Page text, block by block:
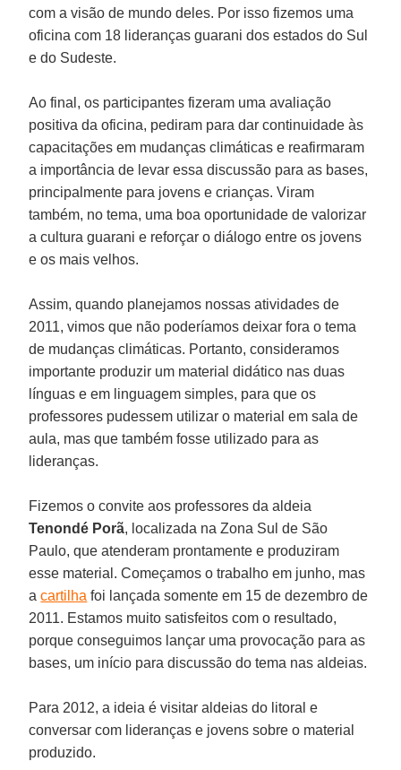
com a visão de mundo deles. Por isso fizemos uma
oficina com 18 lideranças guarani dos estados do Sul
e do Sudeste.
Ao final, os participantes fizeram uma avaliação
positiva da oficina, pediram para dar continuidade às
capacitações em mudanças climáticas e reafirmaram
a importância de levar essa discussão para as bases,
principalmente para jovens e crianças. Viram
também, no tema, uma boa oportunidade de valorizar
a cultura guarani e reforçar o diálogo entre os jovens
e os mais velhos.
Assim, quando planejamos nossas atividades de
2011, vimos que não poderíamos deixar fora o tema
de mudanças climáticas. Portanto, consideramos
importante produzir um material didático nas duas
línguas e em linguagem simples, para que os
professores pudessem utilizar o material em sala de
aula, mas que também fosse utilizado para as
lideranças.
Fizemos o convite aos professores da aldeia
Tenondé Porã, localizada na Zona Sul de São
Paulo, que atenderam prontamente e produziram
esse material. Começamos o trabalho em junho, mas
acartilha foi lançada somente em 15 de dezembro de
2011. Estamos muito satisfeitos com o resultado,
porque conseguimos lançar uma provocação para as
bases, um início para discussão do tema nas aldeias.
Para 2012, a ideia é visitar aldeias do litoral e
conversar com lideranças e jovens sobre o material
produzido.